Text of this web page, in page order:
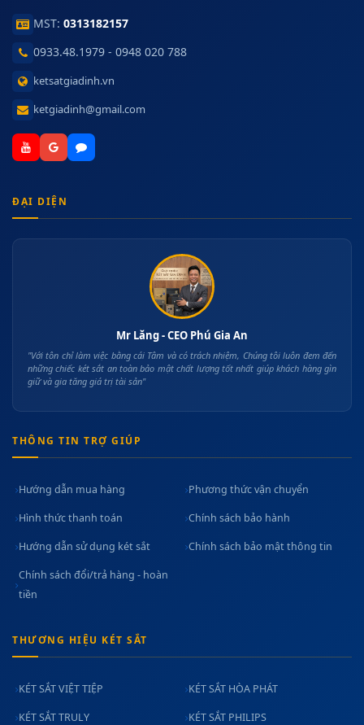
MST: 0313182157
0933.48.1979 - 0948 020 788
ketsatgiadinh.vn
ketgiadinh@gmail.com
ĐẠI DIỆN
Mr Lăng - CEO Phú Gia An
"Với tôn chỉ làm việc bằng cái Tâm và có trách nhiệm, Chúng tôi luôn đem đến
những chiếc két sắt an toàn bảo mật chất lượng tốt nhất giúp khách hàng gìn
giữ và gia tăng giá trị tài sản"
THÔNG TIN TRỢ GIÚP
Hướng dẫn mua hàng Phương thức vận chuyển
Hình thức thanh toán Chính sách bảo hành
Hướng dẫn sử dụng két sắt Chính sách bảo mật thông tin
Chính sách đổi/trả hàng - hoàn
tiền
THƯƠNG HIỆU KÉT SẮT
KÉT SẮT VIỆT TIỆP KÉT SẮT HÒA PHÁT
KÉT SẮT TRULY KÉT SẮT PHILIPS